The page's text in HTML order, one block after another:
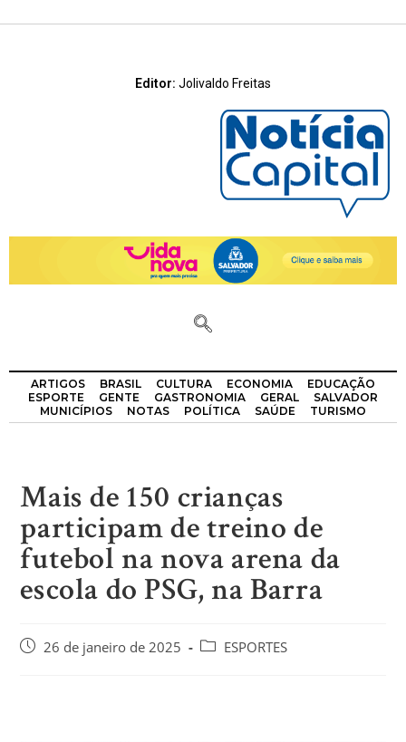
Editor: Jolivaldo Freitas
ARTIGOS BRASIL CULTURA ECONOMIA
EDUCAÇÃO
ESPORTE
GENTE GASTRONOMIA GERAL
SALVADOR
MUNICÍPIOS
NOTAS POLÍTICA SAÚDE TURISMO
Mais de 150 crianças
participam de treino de
futebol na nova arena da
escola do PSG, na Barra
26 de janeiro de 2025 ESPORTES